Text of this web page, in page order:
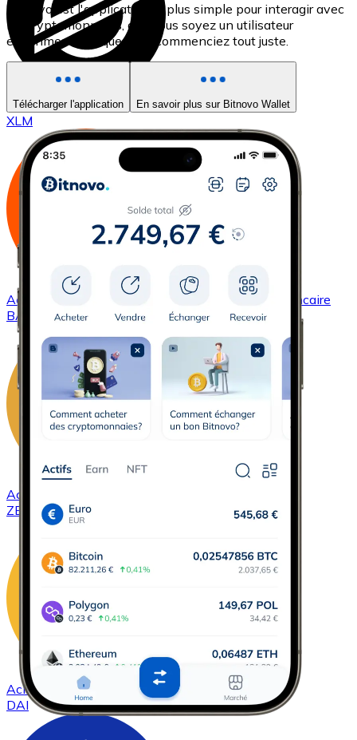
AcheterStellaravec virement bancaire
XLM
Acheter Basic Attention Token avec virement bancaire
BAT
Acheter
ZEC
Acheter DAIavec virement bancaire
DAI
Bitnovo est l'application la plus simple pour interagir avec
les cryptomonnaies, que vous soyez un utilisateur
expérimenté ou que vous commenciez tout juste.
Télécharger l'application En savoir plus sur Bitnovo Wallet